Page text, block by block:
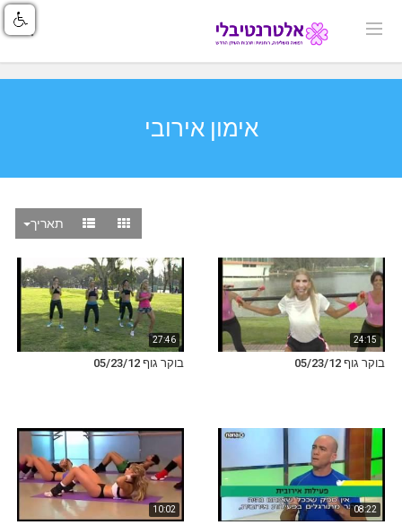
אימון אירובי
תאריך
24:15
בוקר גוף 05/23/12
27:46
בוקר גוף 05/23/12
08:22
10:02